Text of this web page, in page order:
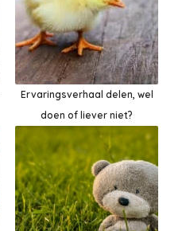
Ervaringsverhaal delen, wel
doen of liever niet?